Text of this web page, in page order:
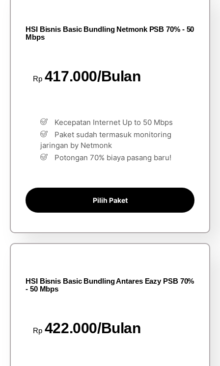
HSI Bisnis Basic Bundling Netmonk PSB 70% - 50
Mbps
Rp 417.000/Bulan
Kecepatan Internet Up to 50 Mbps
Paket sudah termasuk monitoring
jaringan by Netmonk
Potongan 70% biaya pasang baru!
Pilih Paket
HSI Bisnis Basic Bundling Antares Eazy PSB 70%
- 50 Mbps
Rp 422.000/Bulan